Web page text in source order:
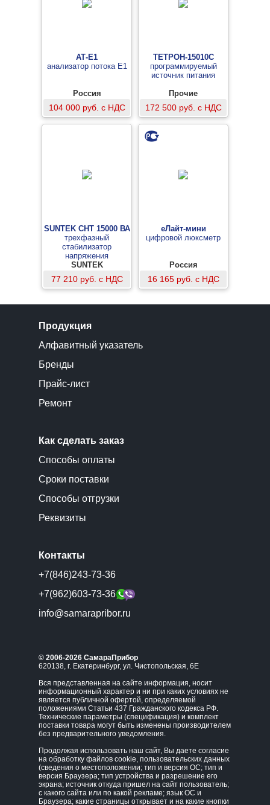
АТ-Е1
анализатор потока Е1
Россия
104 000 руб. с НДС
ТЕТРОН-15010С
программируемый
источник питания
Прочие
172 500 руб. с НДС
SUNTEK СНТ 15000 ВА
трехфазный
стабилизатор
напряжения
SUNTEK
77 210 руб. с НДС
еЛайт-мини
цифровой люксметр
Россия
16 165 руб. с НДС
Продукция
Алфавитный указатель
Бренды
Прайс-лист
Ремонт
Как сделать заказ
Способы оплаты
Сроки поставки
Способы отгрузки
Реквизиты
Контакты
+7(846)243-73-36
+7(962)603-73-36
info@samarapribor.ru
© 2006-2026 СамараПрибор
620138, г. Екатеринбург, ул. Чистопольская, 6Е
Вся представленная на сайте информация, носит
информационный характер и ни при каких условиях не
является публичной офертой, определяемой
положениями Статьи 437 Гражданского кодекса РФ.
Технические параметры (спецификация) и комплект
поставки товара могут быть изменены производителем
без предварительного уведомления.
Продолжая использовать наш сайт, Вы даете согласие
на обработку файлов cookie, пользовательских данных
(сведения о местоположении; тип и версия ОС; тип и
версия Браузера; тип устройства и разрешение его
экрана; источник откуда пришел на сайт пользователь;
с какого сайта или по какой рекламе; язык ОС и
Браузера; какие страницы открывает и на какие кнопки